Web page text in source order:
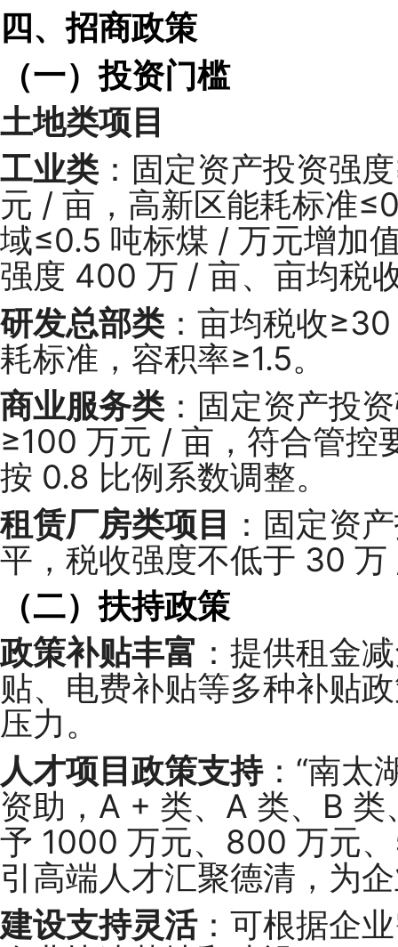
四、招商政策
（一）投资门槛
土地类项目
工业类 ：固定资产投资强
元 / 亩，高新区能耗标准
域≤0.5 吨标煤 / 万元增加
强度 400 万 / 亩、亩均税
研发总部类 ：亩均税收
耗标准，容积率≥1.5。
商业服务类 ：固定资产投
≥100 万元 / 亩，符合管控
按 0.8 比例系数调整。
租赁厂房类项目 ：固定资
平，税收强度不低于 30
（二）扶持政策
政策补贴丰富 ：提供租金
贴、电费补贴等多种补贴
压力。
人才项目政策支持：“南太
资助，A + 类、A 类、B
予 1000 万元、800 万元
引高端人才汇聚德清，为
建设支持灵活：可根据企